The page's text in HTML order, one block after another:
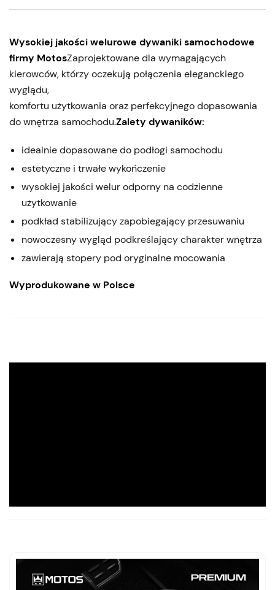
Wysokiej jakości welurowe dywaniki samochodowe
firmy MotosZaprojektowane dla wymagających
kierowców, którzy oczekują połączenia eleganckiego
wyglądu,
komfortu użytkowania oraz perfekcyjnego dopasowania
do wnętrza samochodu.Zalety dywaników:
idealnie dopasowane do podłogi samochodu
estetyczne i trwałe wykończenie
wysokiej jakości welur odporny na codzienne
użytkowanie
podkład stabilizujący zapobiegający przesuwaniu
nowoczesny wygląd podkreślający charakter wnętrza
zawierają stopery pod oryginalne mocowania
Wyprodukowane w Polsce